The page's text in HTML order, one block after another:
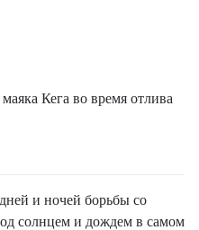
Кега во время отлива
и ночей борьбы со
солнцем и дождем в самом